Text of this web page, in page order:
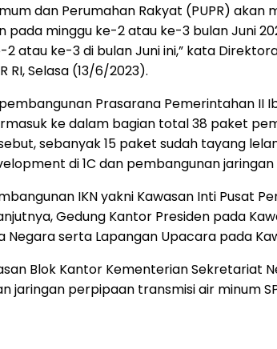
dan Perumahan Rakyat (PUPR)
pada minggu ke-2 atau ke-3 bulan Juni
atau ke-3 di bulan Juni ini,” kata
RI, Selasa (13/6/2023).
Prasarana Pemerintahan II
ke dalam bagian total 38 paket
sebanyak 15 paket sudah tayang
di 1C dan pembangunan
IKN yakni Kawasan Inti Pusat
Gedung Kantor Presiden pada
serta Lapangan Upacara pada
Blok Kantor Kementerian Sekretariat
jaringan perpipaan transmisi air minum